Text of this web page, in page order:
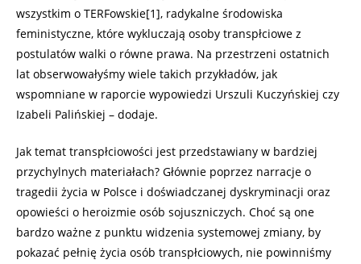
wszystkim o TERFowskie[1], radykalne środowiska
feministyczne, które wykluczają osoby transpłciowe z
postulatów walki o równe prawa. Na przestrzeni ostatnich
lat obserwowałyśmy wiele takich przykładów, jak
wspomniane w raporcie wypowiedzi Urszuli Kuczyńskiej czy
Izabeli Palińskiej – dodaje.
Jak temat transpłciowości jest przedstawiany w bardziej
przychylnych materiałach? Głównie poprzez narracje o
tragedii życia w Polsce i doświadczanej dyskryminacji oraz
opowieści o heroizmie osób sojuszniczych. Choć są one
bardzo ważne z punktu widzenia systemowej zmiany, by
pokazać pełnię życia osób transpłciowych, nie powinniśmy